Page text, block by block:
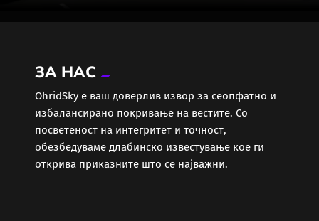
ЗА НАС
ОhridSky е ваш доверлив извор за сеопфатно и
избалансирано покривање на вестите. Со
посветеност на интегритет и точност,
обезбедуваме длабинско известување кое ги
открива приказните што се најважни.